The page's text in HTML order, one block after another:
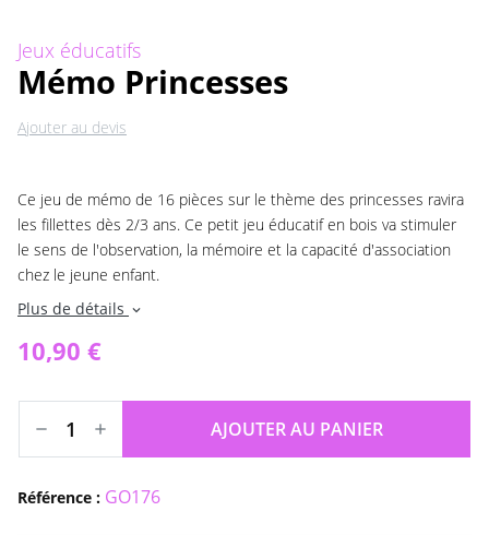
Jeux éducatifs
Mémo Princesses
Ajouter au devis
Ce jeu de mémo de 16 pièces sur le thème des princesses ravira
les fillettes dès 2/3 ans. Ce petit jeu éducatif en bois va stimuler
le sens de l'observation, la mémoire et la capacité d'association
chez le jeune enfant.
Plus de détails expand_more
10,90 €
AJOUTER AU PANIER
Référence : GO176